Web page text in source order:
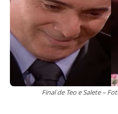
Final de Teo e Salete –